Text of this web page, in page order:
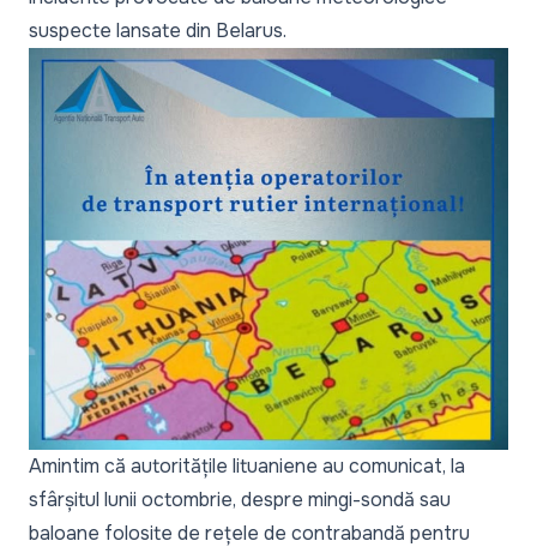
suspecte lansate din Belarus.
Amintim că autoritățile lituaniene au comunicat, la
sfârșitul lunii octombrie, despre mingi-sondă sau
baloane folosite de rețele de contrabandă pentru